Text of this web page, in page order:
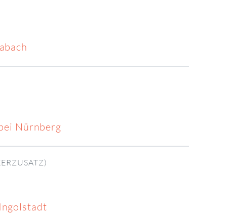
Nürnberg